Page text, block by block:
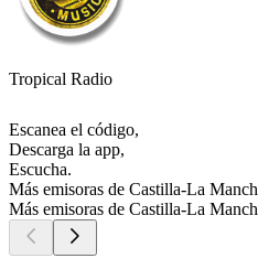
Tropical Radio
Escanea el código,
Descarga la app,
Escucha.
Más emisoras de Castilla-La
Más emisoras de Castilla-La